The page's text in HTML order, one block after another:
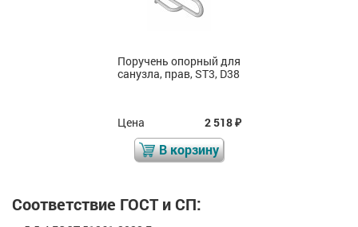
Поручень опорный для
санузла, прав, ST3, D38
Цена 2 518₽
В корзину
Соответствие ГОСТ и СП: